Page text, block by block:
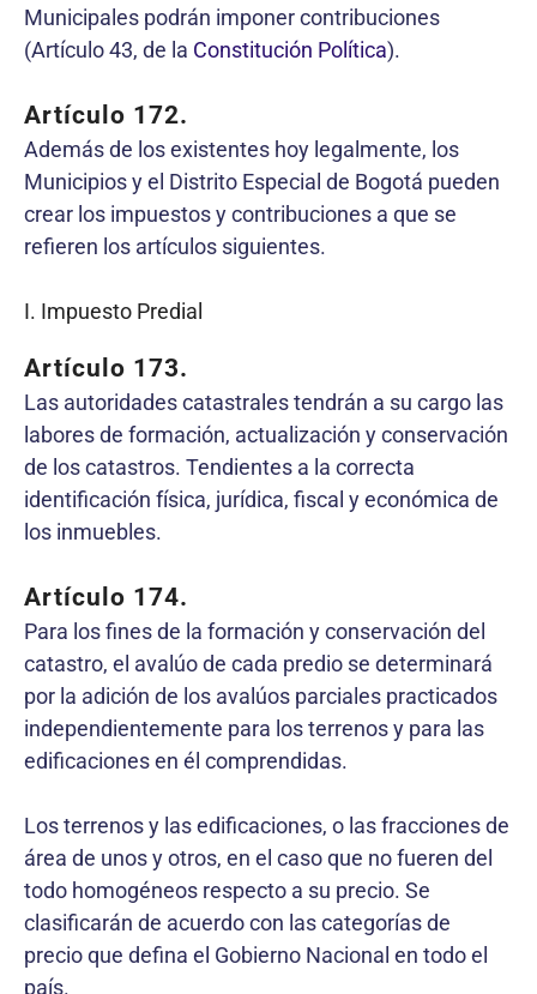
Municipales podrán imponer contribuciones
(Artículo 43, de la Constitución Política).
Artículo 172.
Además de los existentes hoy legalmente, los
Municipios y el Distrito Especial de Bogotá pueden
crear los impuestos y contribuciones a que se
refieren los artículos siguientes.
I. Impuesto Predial
Artículo 173.
Las autoridades catastrales tendrán a su cargo las
labores de formación, actualización y conservación
de los catastros. Tendientes a la correcta
identificación física, jurídica, fiscal y económica de
los inmuebles.
Artículo 174.
Para los fines de la formación y conservación del
catastro, el avalúo de cada predio se determinará
por la adición de los avalúos parciales practicados
independientemente para los terrenos y para las
edificaciones en él comprendidas.
Los terrenos y las edificaciones, o las fracciones de
área de unos y otros, en el caso que no fueren del
todo homogéneos respecto a su precio. Se
clasificarán de acuerdo con las categorías de
precio que defina el Gobierno Nacional en todo el
país.